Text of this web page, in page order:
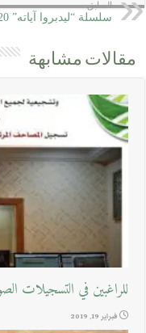
السابق
سلسلة “ليدبروا آياته” 20
مقالات مشابهة
للراغبين في التسجيلات
فبراير 19, 2019